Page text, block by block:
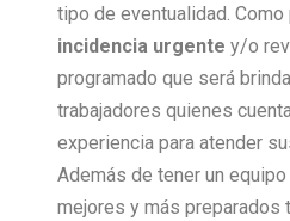
tipo de eventualidad.
incidencia urgente y/o
programado que será
trabajadores quienes
experiencia para atender
Además de tener un
mejores y más preparados